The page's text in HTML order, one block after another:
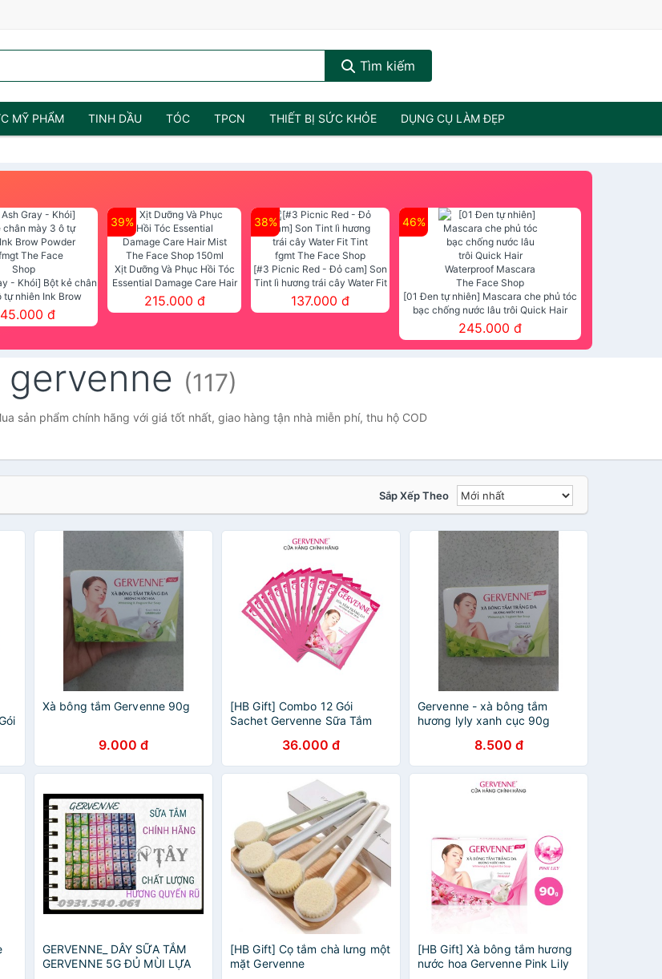
Tìm kiếm
MỸ PHẨM TINH DẦU TÓC TPCN THIẾT BỊ SỨC KHỎE DỤNG CỤ LÀM ĐẸP
- Khói] Bột kẻ chân
tự nhiên Ink Brow
fmgt The Face Shop
đ
39%
Xịt Dưỡng Và Phục Hồi Tóc
Essential Damage Care Hair
Mist The Face Shop 150ml
215.000 đ
38%
[#3 Picnic Red - Đỏ cam] Son
Tint lì hương trái cây Water Fit
Tint fgmt The Face Shop
137.000 đ
46%
[01 Đen tự nhiên] Mascara che phủ tóc
bạc chống nước lâu trôi Quick Hair
Waterproof Mascara The Face Shop
245.000 đ
gervenne (117)
sản phẩm chính hãng với giá tốt nhất, giao hàng tận nhà miễn phí, thu hộ COD
Sắp Xếp Theo
Xà bông tắm Gervenne 90g
9.000 đ
[HB Gift] Combo 12 Gói
Sachet Gervenne Sữa Tắm
Pink Lily 4.5G/gói
36.000 đ
Gervenne - xà bông tắm
hương lyly xanh cục 90g
8.500 đ
GERVENNE_ DÂY SỮA TẮM
GERVENNE 5G ĐỦ MÙI LỰA
[HB Gift] Cọ tắm chà lưng một
mặt Gervenne
[HB Gift] Xà bông tắm hương
nước hoa Gervenne Pink Lily